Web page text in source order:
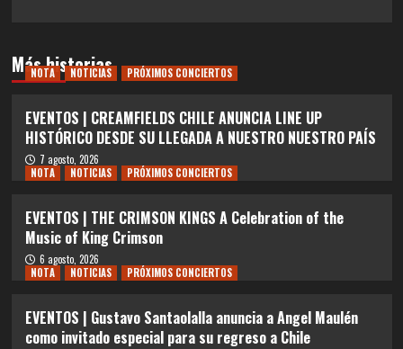
Más historias
NOTA NOTICIAS PRÓXIMOS CONCIERTOS
EVENTOS | CREAMFIELDS CHILE ANUNCIA LINE UP
HISTÓRICO DESDE SU LLEGADA A NUESTRO NUESTRO PAÍS
7 agosto, 2026
NOTA
NOTICIAS PRÓXIMOS CONCIERTOS
EVENTOS | THE CRIMSON KINGS A Celebration of the
Music of King Crimson
6 agosto, 2026
NOTA
NOTICIAS PRÓXIMOS CONCIERTOS
EVENTOS | Gustavo Santaolalla anuncia a Angel Maulén
como invitado especial para su regreso a Chile